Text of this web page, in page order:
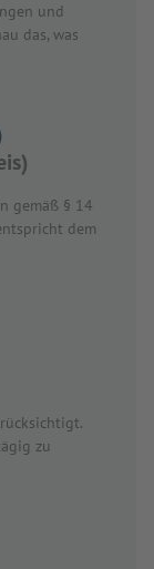
und
das, was
gemäß § 14
dem
zu